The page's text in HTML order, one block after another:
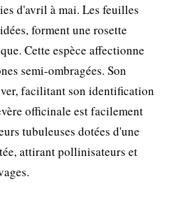
d'avril à mai. Les feuilles
forment une rosette
Cette espèce affectionne
semi-ombragées. Son
facilitant son identification
officinale est facilement
tubuleuses dotées d'une
attirant pollinisateurs et